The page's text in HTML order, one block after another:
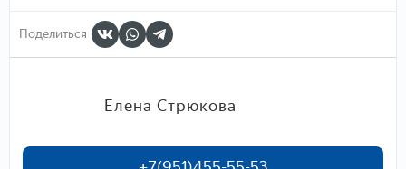
Поделиться
Елена Стрюкова